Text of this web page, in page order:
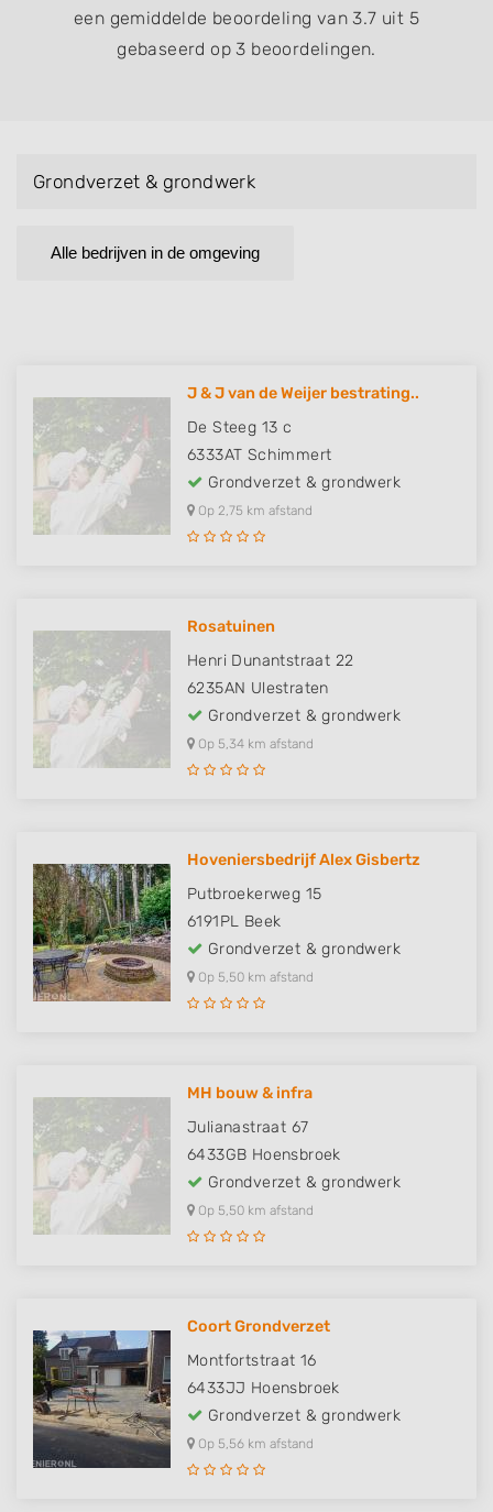
een gemiddelde beoordeling van 3.7 uit 5
gebaseerd op 3 beoordelingen.
Grondverzet & grondwerk
Alle bedrijven in de omgeving
J & J van de Weijer bestrating..
De Steeg 13 c
6333AT Schimmert
Grondverzet & grondwerk
Op 2,75 km afstand
Rosatuinen
Henri Dunantstraat 22
6235AN Ulestraten
Grondverzet & grondwerk
Op 5,34 km afstand
Hoveniersbedrijf Alex Gisbertz
Putbroekerweg 15
6191PL Beek
Grondverzet & grondwerk
Op 5,50 km afstand
MH bouw & infra
Julianastraat 67
6433GB Hoensbroek
Grondverzet & grondwerk
Op 5,50 km afstand
Coort Grondverzet
Montfortstraat 16
6433JJ Hoensbroek
Grondverzet & grondwerk
Op 5,56 km afstand